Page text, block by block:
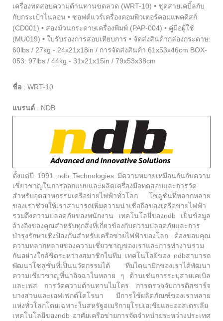
เครื่องทดสอบความต้านทานขดลวด (WRT-10) • ชุดสายเคบิ้ลกับ
กับกระเป๋าไนลอน • ซอฟต์แวร์เครื่องคอมพิวเตอร์คอมแพคดิสก์
(CD001) • สองม้วนกระดาษเครื่องพิมพ์ (PAP-004) • คู่มือผู้ใช้
(MU019) • ใบรับรองการสอบเทียบการ • จัดส่งสินค้ากล่องกระดาษ:
60lbs / 27kg - 24x21x18in / การจัดส่งสินค้า 61x53x46cm BOX-
053: 97lbs / 44kg - 31x21x15in / 79x53x38cm
ชื่อ : WRT-10
แบรนด์ : NDB
ตั้งแต่ปี 1991 ndb Technologies มีความหมายเหมือนกันกับความ
เชี่ยวชาญในการออกแบบและผลิตเครื่องมือทดสอบและการวัด
สำหรับอุตสาหกรรมเครือข่ายไฟฟ้าทั่วโลก โซลูชันที่หลากหลาย
ของเราช่วยให้เราสามารถเพิ่มความน่าเชื่อถือของเครือข่ายไฟฟ้า
รวมถึงความปลอดภัยของพนักงาน เทคโนโลยีของndb เป็นข้อมูล
อ้างอิงของคุณสำหรับทุกสิ่งที่เกี่ยวข้องกับความปลอดภัยและการ
บำรุงรักษาเชิงป้องกันสำหรับเครือข่ายไฟฟ้าของโลก ต้องขอบคุณ
ความหลากหลายของความเชี่ยวชาญของเราและการทำงานร่วม
กันอย่างใกล้ชิดระหว่างสมาชิกในทีม เทคโนโลยีของ ndbสามารถ
พัฒนาโซลูชั่นที่เป็นนวัตกรรมได้ ทีมไดนามิกของเราได้พัฒนา
ความเชี่ยวชาญที่น่าอิจฉาในหลาย ๆ ด้านเช่นการระบุสายเคเบิล
และเฟส การวัดความต้านทานไมโคร การตรวจจับการดิสชาร์จ
บางส่วนและเอฟเฟกต์โคโรนา มีการใช้ผลิตภัณฑ์ของเราหลาย
แห่งทั่วโลกโดยเฉพาะในสหรัฐอเมริกายุโรปเอเชียและออสเตรเลีย
เทคโนโลยีของndb อาศัยเครือข่ายการจัดจำหน่ายระหว่างประเทศ